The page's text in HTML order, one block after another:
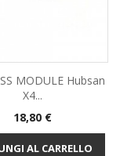
MODULE Hubsan
X4...
Prezzo
18,80 €
AL CARRELLO